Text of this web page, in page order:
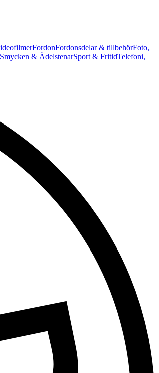
FordonFordonsdelar & tillbehörFoto,
Smycken & ÄdelstenarSport & FritidTelefoni,